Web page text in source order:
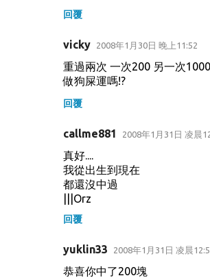
回覆
vicky 2008年1月30日 晚上11:52
重過兩次 一次200 另一次
做狗屎運嗎!?
回覆
callme881 2008年1月31日 凌晨
真好....
我從出生到現在
都還沒中過
|||Orz
回覆
yuklin33 2008年1月31日 凌晨
恭喜你中了200塊